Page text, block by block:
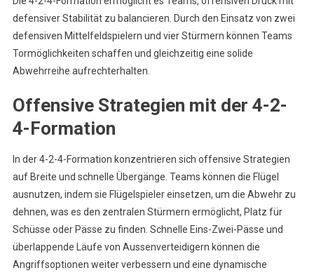
defensiver Stabilität zu balancieren. Durch den Einsatz von zwei
defensiven Mittelfeldspielern und vier Stürmern können Teams
Tormöglichkeiten schaffen und gleichzeitig eine solide
Abwehrreihe aufrechterhalten.
Offensive Strategien mit der 4-2-
4-Formation
In der 4-2-4-Formation konzentrieren sich offensive Strategien
auf Breite und schnelle Übergänge. Teams können die Flügel
ausnutzen, indem sie Flügelspieler einsetzen, um die Abwehr zu
dehnen, was es den zentralen Stürmern ermöglicht, Platz für
Schüsse oder Pässe zu finden. Schnelle Eins-Zwei-Pässe und
überlappende Läufe von Aussenverteidigern können die
Angriffsoptionen weiter verbessern und eine dynamische